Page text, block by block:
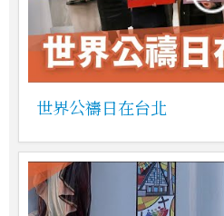
世界公禱日在台北